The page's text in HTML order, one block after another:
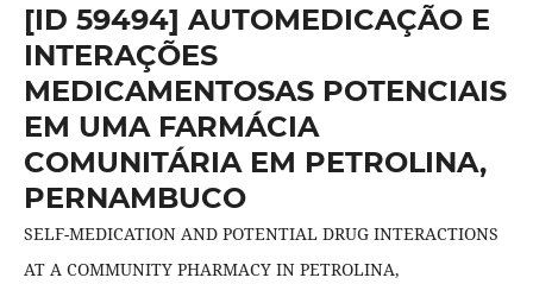
[ID 59494] AUTOMEDICAÇÃO E
INTERAÇÕES
MEDICAMENTOSAS POTENCIAIS
EM UMA FARMÁCIA
COMUNITÁRIA EM PETROLINA,
PERNAMBUCO
SELF-MEDICATION AND POTENTIAL DRUG INTERACTIONS
AT A COMMUNITY PHARMACY IN PETROLINA,